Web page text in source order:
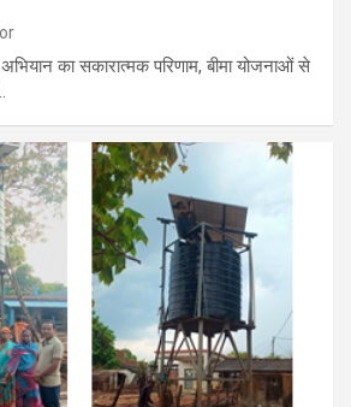
अभियान का सकारात्मक परिणाम, बीमा योजनाओं से